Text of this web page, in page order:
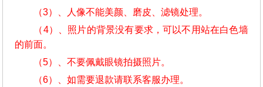
（3）、人像不能美颜、磨皮、滤镜处理。
（4）、照片的背景没有要求，可以不用站在白色墙
的前面。
（5）、不要佩戴眼镜拍摄照片。
（6）、如需要退款请联系客服办理。